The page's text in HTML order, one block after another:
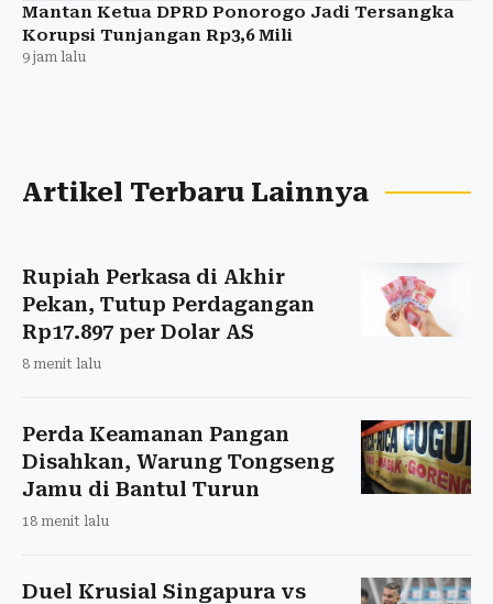
Mantan Ketua DPRD Ponorogo Jadi Tersangka
Korupsi Tunjangan Rp3,6 Mili
9 jam lalu
Artikel Terbaru Lainnya
Rupiah Perkasa di Akhir
Pekan, Tutup Perdagangan
Rp17.897 per Dolar AS
8 menit lalu
Perda Keamanan Pangan
Disahkan, Warung Tongseng
Jamu di Bantul Turun
18 menit lalu
Duel Krusial Singapura vs